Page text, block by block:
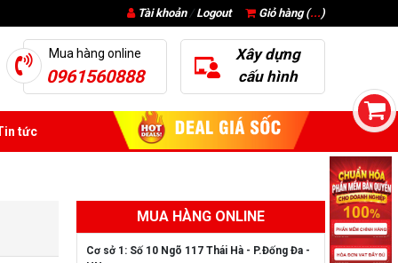
Giỏ hàng (...)
Tài khoản/ Logout
Mua hàng online
0961560888
Xây dựng
cấu hình
tức
MUA HÀNG ONLINE
Cơ sở 1: Số 10 Ngõ 117 Thái Hà - P.Đống Đa -